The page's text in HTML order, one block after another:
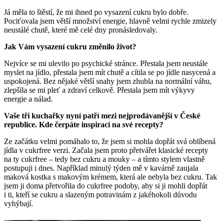
Já měla to štěstí, že mi ihned po vysazení cukru bylo dobře.
Pociťovala jsem větší množství energie, hlavně velmi rychle zmizely
neustálé chutě, které mě celé dny pronásledovaly.
Jak Vám vysazení cukru změnilo život?
Nejvíce se mi ulevilo po psychické stránce. Přestala jsem neustále
myslet na jídlo, přestala jsem mít chutě a cítila se po jídle nasycená a
uspokojená. Bez nějaké větší snahy jsem zhubla na normální váhu,
zlepšila se mi pleť a zdraví celkově. Přestala jsem mít výkyvy
energie a nálad.
Vaše tři kuchařky nyní patří mezi nejprodávanější v České
republice. Kde čerpáte inspiraci na své recepty?
Ze začátku velmi pomáhalo to, že jsem si mohla dopřát svá oblíbená
jídla v cukrfree verzi. Začala jsem proto přetvářet klasické recepty
na ty cukrfree – tedy bez cukru a mouky – a tímto stylem vlastně
postupuji i dnes. Například minulý týden mě v kavárně zaujala
maková kostka s makovým krémem, která ale nebyla bez cukru. Tak
jsem ji doma přetvořila do cukrfree podoby, aby si ji mohli dopřát
i ti, kteří se cukru a slazeným potravinám z jakéhokoli důvodu
vyhýbají.